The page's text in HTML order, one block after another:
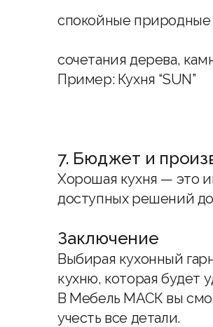
спокойные природные
сочетания дерева,
Пример: Кухня “SUN”
7. Бюджет и
Хорошая кухня — это
доступных решений
Заключение
Выбирая кухонный
кухню, которая будет
В Мебель МАСК вы
учесть все детали.